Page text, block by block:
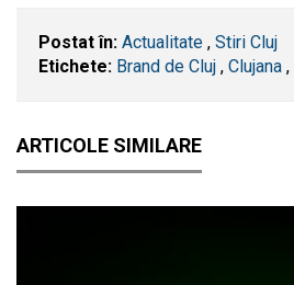
Postat în: Actualitate , Stiri Cluj
Etichete: Brand de Cluj , Clujana ,
ARTICOLE SIMILARE